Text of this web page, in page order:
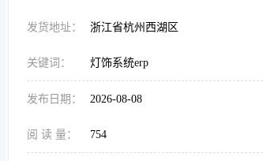
发货地址： 浙江省杭州西湖区
关键词： 灯饰系统erp
发布日期： 2026-08-08
阅 读 量： 754